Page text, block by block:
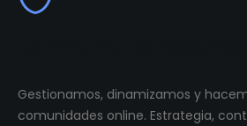
Gestionamos, dinamizamos y
comunidades online. Estrategia,